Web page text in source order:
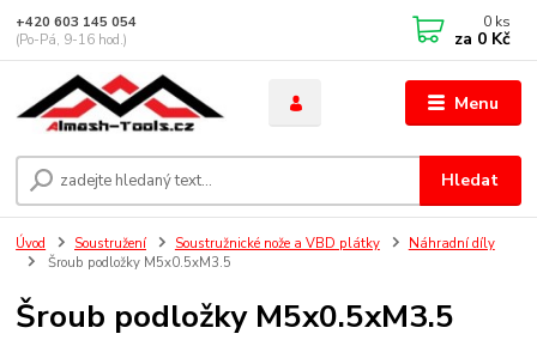
Menu
Hledat
+420 603 145 054
(Po-Pá, 9-16 hod.)
0 ks
za 0 Kč
Úvod Soustružení Soustružnické nože a VBD plátky
Náhradní díly
Šroub podložky M5x0.5xM3.5
Šroub podložky M5x0.5xM3.5